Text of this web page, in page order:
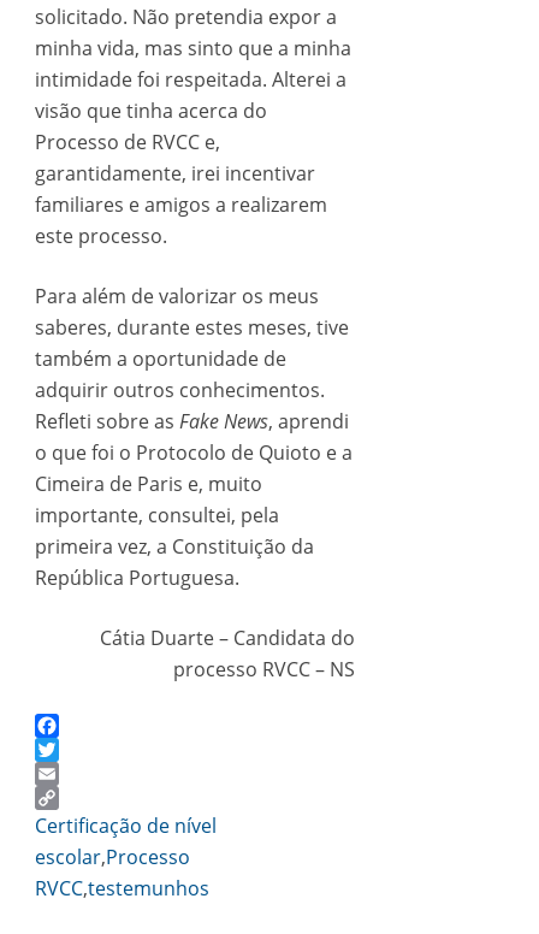
solicitado. Não pretendia expor a
minha vida, mas sinto que a minha
intimidade foi respeitada. Alterei a
visão que tinha acerca do
Processo de RVCC e,
garantidamente, irei incentivar
familiares e amigos a realizarem
este processo.
Para além de valorizar os meus
saberes, durante estes meses, tive
também a oportunidade de
adquirir outros conhecimentos.
Refleti sobre as Fake News, aprendi
o que foi o Protocolo de Quioto e a
Cimeira de Paris e, muito
importante, consultei, pela
primeira vez, a Constituição da
República Portuguesa.
Cátia Duarte – Candidata do
processo RVCC – NS
Facebook
Twitter
Email
Copy
Certificação de nível
escolar,Processo
RVCC,testemunhos